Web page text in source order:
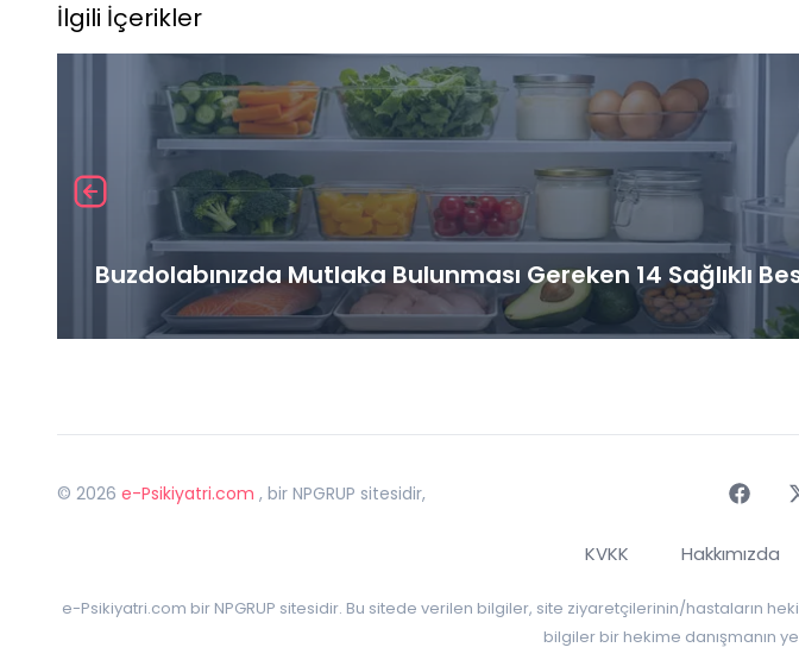
İlgili İçerikler
Buzdolabınızda Mutlaka Bulunması Gereken 14 Sağlıklı
© 2026 e-Psikiyatri.com , bir NPGRUP sitesidir,
KVKK Hakkımızda
e-Psikiyatri.com bir NPGRUP sitesidir. Bu sitede verilen bilgiler, site ziyaretçilerinin/hastaların
bilgiler bir hekime danışmanın